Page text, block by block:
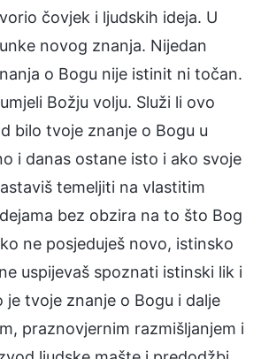
čovjek i ljudskih ideja. U
novog znanja. Nijedan
o Bogu nije istinit ni točan.
Božju volju. Služi li ovo
bilo tvoje znanje o Bogu u
i danas ostane isto i ako svoje
temeljiti na vlastitim
bez obzira na to što Bog
ne posjeduješ novo, istinsko
uspijevaš spoznati istinski lik i
je tvoje znanje o Bogu i dalje
praznovjernim razmišljanjem i